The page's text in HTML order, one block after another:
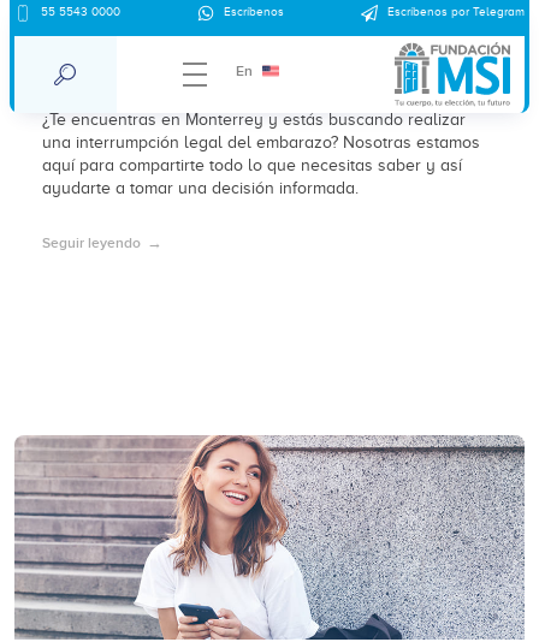
55 5543 0000 Escríbenos Escríbenos por Telegram
En
Interrupción Legal del Embarazo en
Monterrey
¿Te encuentras en Monterrey y estás buscando realizar
una interrumpción legal del embarazo? Nosotras estamos
aquí para compartirte todo lo que necesitas saber y así
ayudarte a tomar una decisión informada.
Seguir leyendo